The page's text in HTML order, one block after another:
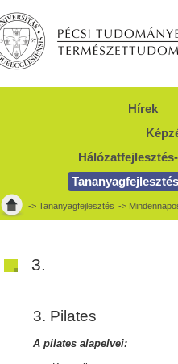
Hírek
Tananyagfejlesztés
-> Tananyagfejlesztés ->
3.
3. Pilates
A pilates alapelvei: